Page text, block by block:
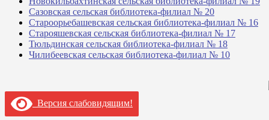
Сазовская сельская библиотека-филиал № 20
Староорьебашевская сельская библиотека-филиал № 16
Старояшевская сельская библиотека-филиал № 17
Тюльдинская сельская библиотека-филиал № 18
Чилибеевская сельская библиотека-филиал № 10
Версия слабовидящим!